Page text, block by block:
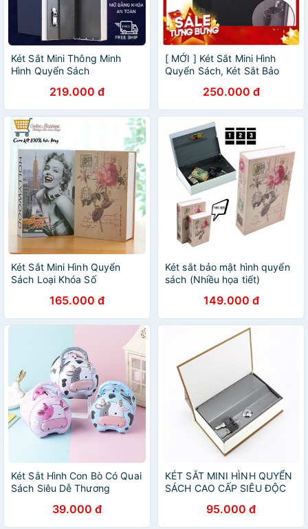
Két Sắt Mini Thông Minh
Hình Quyển Sách
219.000 đ
[ MỚI ] Két Sắt Mini Hình
Quyển Sách, Két Sắt Bảo
250.000 đ
Két Sắt Mini Hình Quyển
Sách Loại Khóa Số
165.000 đ
Két sắt bảo mật hình quyển
sách (Nhiều họa tiết)
149.000 đ
Két Sắt Hình Con Bò Có Quai
Sách Siêu Dễ Thương
39.000 đ
KÉT SẮT MINI HÌNH QUYỂN
SÁCH CAO CẤP SIÊU ĐỘC
95.000 đ